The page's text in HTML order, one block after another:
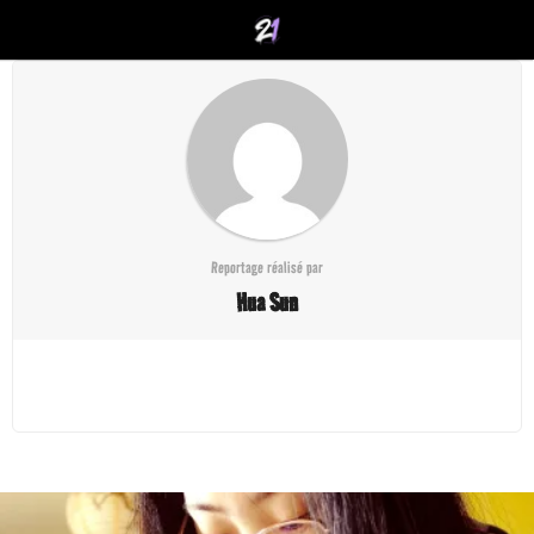
Reportage réalisé par
Hua Sun